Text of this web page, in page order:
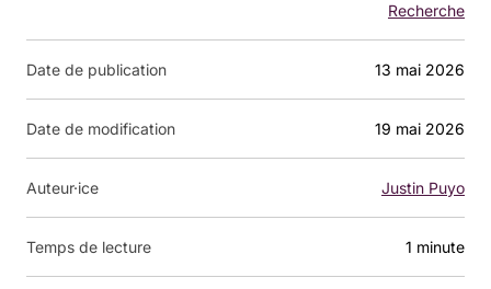
Recherche
Date de publication 13 mai 2026
Date de modification 19 mai 2026
Auteur·ice Justin Puyo
Temps de lecture 1 minute